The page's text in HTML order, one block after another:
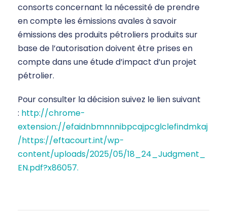
consorts concernant la nécessité de prendre
en compte les émissions avales à savoir
émissions des produits pétroliers produits sur
base de l’autorisation doivent être prises en
compte dans une étude d’impact d’un projet
pétrolier.
Pour consulter la décision suivez le lien suivant
: http://chrome-
extension://efaidnbmnnnibpcajpcglclefindmkaj
/https://eftacourt.int/wp-
content/uploads/2025/05/18_24_Judgment_
EN.pdf?x86057.